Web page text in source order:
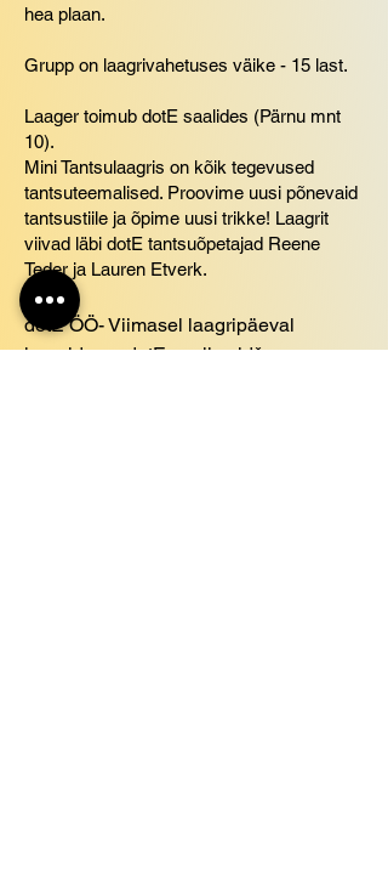
hea plaan.
Grupp on laagrivahetuses väike - 15 last.
Laager toimub dotE saalides (Pärnu mnt
10).
Mini Tantsulaagris on kõik tegevused
tantsuteemalised. Proovime uusi põnevaid
tantsustiile ja õpime uusi trikke! Laagrit
viivad läbi dotE tantsuõpetajad Reene
Teder ja Lauren Etverk.
dotE ÖÖ- Viimasel laagripäeval
korraldame dotE saalis pidžaamapeo